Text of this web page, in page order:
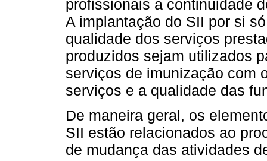
profissionais a continuidade
A implantação do SII por si
qualidade dos serviços
produzidos sejam utilizados
serviços de imunização com
serviços e a qualidade das
De maneira geral, os
SII estão relacionados ao
de mudança das atividades